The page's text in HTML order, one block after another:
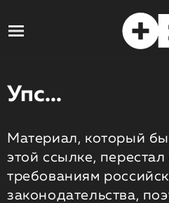
Упс...
Материал, который
этой ссылке, перестал
требованиям
законодательства,